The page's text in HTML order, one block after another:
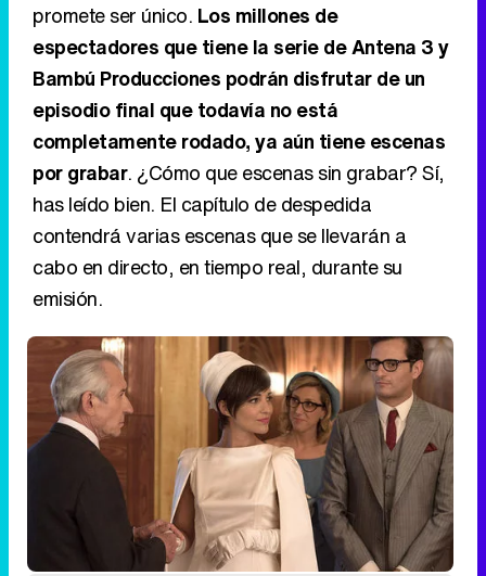
promete ser único. Los millones de
espectadores que tiene la serie de Antena 3 y
Bambú Producciones podrán disfrutar de un
episodio final que todavía no está
completamente rodado, ya aún tiene escenas
por grabar. ¿Cómo que escenas sin grabar? Sí,
has leído bien. El capítulo de despedida
contendrá varias escenas que se llevarán a
cabo en directo, en tiempo real, durante su
emisión.